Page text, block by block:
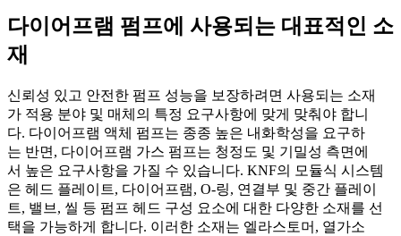
다이어프램 펌프에 사용되는 대표적인 소
재
신뢰성 있고 안전한 펌프 성능을 보장하려면 사용되는 소재
가 적용 분야 및 매체의 특정 요구사항에 맞게 맞춰야 합니
다. 다이어프램 액체 펌프는 종종 높은 내화학성을 요구하
는 반면, 다이어프램 가스 펌프는 청정도 및 기밀성 측면에
서 높은 요구사항을 가질 수 있습니다. KNF의 모듈식 시스템
은 헤드 플레이트, 다이어프램, O-링, 연결부 및 중간 플레이
트, 밸브, 씰 등 펌프 헤드 구성 요소에 대한 다양한 소재를 선
택을 가능하게 합니다. 이러한 소재는 엘라스토머, 열가소